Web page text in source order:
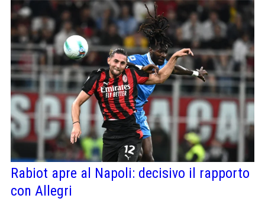
Rabiot apre al Napoli: decisivo il rapporto
con Allegri